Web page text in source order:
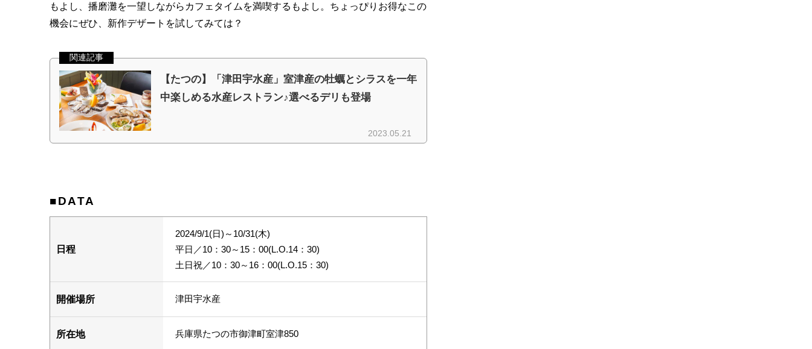
もよし、播磨灘を一望しながらカフェタイムを満喫するもよし。ちょっぴりお得なこの
機会にぜひ、新作デザートを試してみては？
■DATA
日程
2024/9/1(日)～10/31(木)
平日／10：30～15：00(L.O.14：30)
土日祝／10：30～16：00(L.O.15：30)
開催場所 津田宇水産
所在地 兵庫県たつの市御津町室津850